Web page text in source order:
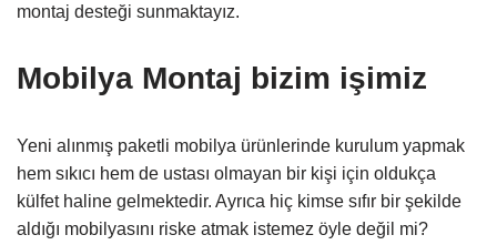
montaj desteği sunmaktayız.
Mobilya Montaj bizim işimiz
Yeni alınmış paketli mobilya ürünlerinde kurulum yapmak
hem sıkıcı hem de ustası olmayan bir kişi için oldukça
külfet haline gelmektedir. Ayrıca hiç kimse sıfır bir şekilde
aldığı mobilyasını riske atmak istemez öyle değil mi?